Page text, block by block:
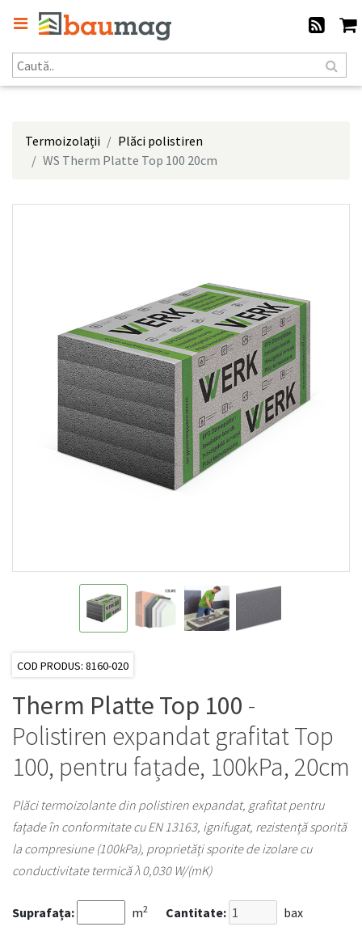
Termoizolații
Plăci polistiren
WS Therm Platte Top 100 20cm
COD PRODUS: 8160-020
Therm Platte Top 100 -
Polistiren expandat grafitat Top
100, pentru fațade, 100kPa, 20cm
Plăci termoizolante din polistiren expandat, grafitat pentru
fațade în conformitate cu EN 13163, ignifugat, rezistență sporită
la compresiune (100kPa), proprietăți sporite de izolare cu
conductivitate termică λ 0,030 W/(mK)
Suprafața: m2 Cantitate: bax